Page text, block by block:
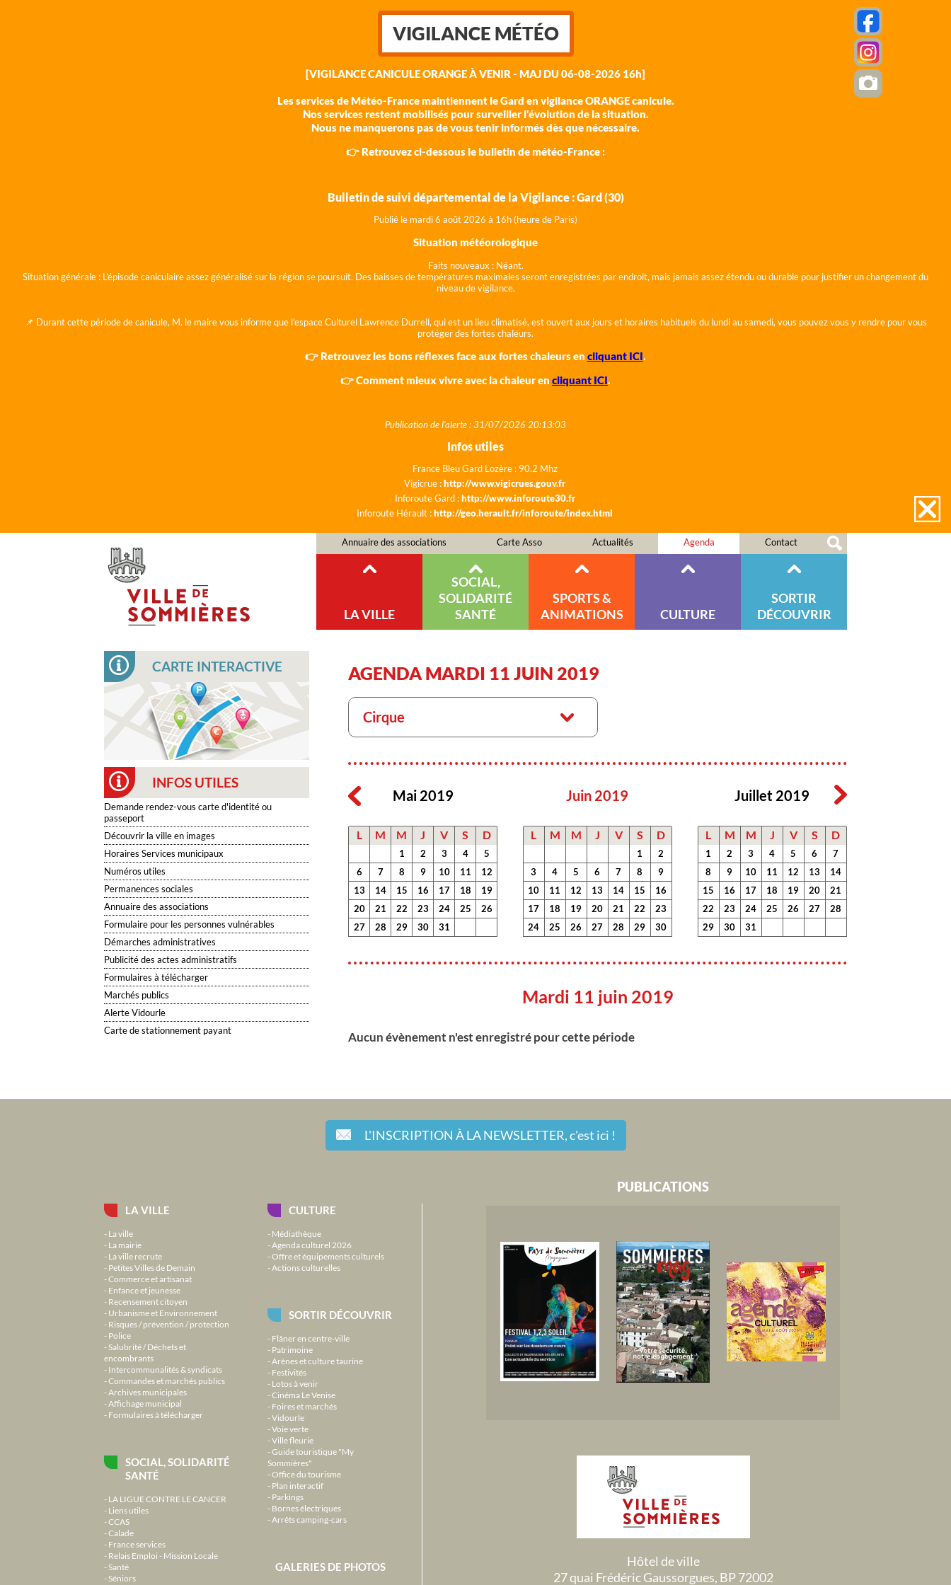
VIGILANCE MÉTÉO
[VIGILANCE CANICULE ORANGE À VENIR - MAJ DU 06-08-2026 16h]
Les services de Météo-France maintiennent le Gard en vigilance ORANGE canicule.
Nos services restent mobilisés pour surveiller l'évolution de la situation.
Nous ne manquerons pas de vous tenir informés dès que nécessaire.
👉 Retrouvez ci-dessous le bulletin de météo-France :
Bulletin de suivi départemental de la Vigilance : Gard (30)
Publié le mardi 6 août 2026 à 16h (heure de Paris)
Situation météorologique
Faits nouveaux : Néant.
Situation générale : L'épisode caniculaire assez généralisé sur la région se poursuit. Des baisses de températures maximales seront enregistrées par endroit, mais jamais assez étendu ou durable pour justifier un changement du
niveau de vigilance.
📌 Durant cette période de canicule, M. le maire vous informe que l'espace Culturel Lawrence Durrell, qui est un lieu climatisé, est ouvert aux jours et horaires habituels du lundi au samedi, vous pouvez vous y rendre pour vous
protéger des fortes chaleurs.
👉 Retrouvez les bons réflexes face aux fortes chaleurs en cliquant ICI.
👉 Comment mieux vivre avec la chaleur en cliquant ICI.
Publication de l'alerte : 31/07/2026 20:13:03
Infos utiles
France Bleu Gard Lozère : 90.2 Mhz
Vigicrue :http://www.vigicrues.gouv.fr
Inforoute Gard :http://www.inforoute30.fr
Inforoute Hérault :http://geo.herault.fr/inforoute/index.html
Annuaire des associations Carte Asso Actualités Agenda Contact
LA VILLE
SOCIAL,
SOLIDARITÉ
SANTÉ
SPORTS &
ANIMATIONS
CULTURE
SORTIR
DÉCOUVRIR
CARTE INTERACTIVE
INFOS UTILES
Demande rendez-vous carte d'identité ou
passeport
Découvrir la ville en images
Horaires Services municipaux
Numéros utiles
Permanences sociales
Annuaire des associations
Formulaire pour les personnes vulnérables
Démarches administratives
Publicité des actes administratifs
Formulaires à télécharger
Marchés publics
Alerte Vidourle
Carte de stationnement payant
AGENDA MARDI 11 JUIN 2019
Cirque
Mai 2019
L M M J V S D
1 2 3 4
5
6
7 8 9 10 11
12
13
14 15 16 17 18
19
20
21 22 23 24 25
26
27
28 29 30 31
Juin 2019
L M M J V S D
1
2
3
4 5 6 7 8
9
10
11 12 13 14 15
16
17
18 19 20 21 22
23
24
25 26 27 28 29 30
Juillet 2019
L M M J V S D
1 2 3 4 5 6
7
8
9 10 11 12 13
14
15
16 17 18 19 20
21
22
23 24 25 26 27
28
29
30 31
Mardi 11 juin 2019
Aucun évènement n'est enregistré pour cette période
L'INSCRIPTION À LA NEWSLETTER,c'est ici !
LA VILLE
La ville
La mairie
La ville recrute
Petites Villes de Demain
Commerce et artisanat
Enfance et jeunesse
Recensement citoyen
Urbanisme et Environnement
Risques / prévention / protection
Police
Salubrité / Déchets et
encombrants
Intercommunalités & syndicats
Commandes et marchés publics
Archives municipales
Affichage municipal
Formulaires à télécharger
SOCIAL, SOLIDARITÉ
SANTÉ
LA LIGUE CONTRE LE CANCER
Liens utiles
CCAS
Calade
France services
Relais Emploi - Mission Locale
Santé
Séniors
CULTURE
Médiathèque
Agenda culturel 2026
Offre et équipements culturels
Actions culturelles
SORTIR DÉCOUVRIR
Flâner en centre-ville
Patrimoine
Arènes et culture taurine
Festivités
Lotos à venir
Cinéma Le Venise
Foires et marchés
Vidourle
Voie verte
Ville fleurie
Guide touristique "My
Sommières"
Office du tourisme
Plan interactif
Parkings
Bornes électriques
Arrêts camping-cars
GALERIES DE PHOTOS
PUBLICATIONS
Hôtel de ville
27 quai Frédéric Gaussorgues, BP 72002